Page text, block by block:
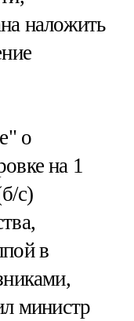
наложить
о
на 1
с)
в
министр